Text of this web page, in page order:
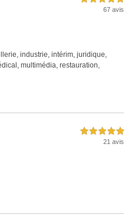
67 avis
industrie intérim juridique
multimédia restauration
5,0 étoiles sur 5
21 avis